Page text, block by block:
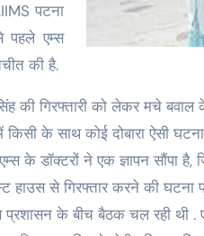
पटना
पहले एम्स
की है.
गिरफ्तारी को लेकर मचे बवाल के
के साथ कोई दोबारा ऐसी
के डॉक्टरों ने एक ज्ञापन सौंपा
हाउस से गिरफ्तार करने की घटना
के बीच बैठक चल रही थी .